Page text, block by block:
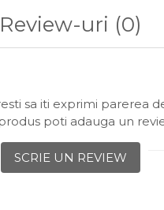
Otel
Nisipiu
rectangulara, design
plante decorative de
Review-uri (0)
sa iti exprimi parerea
poti adauga un
SCRIE UN REVIEW